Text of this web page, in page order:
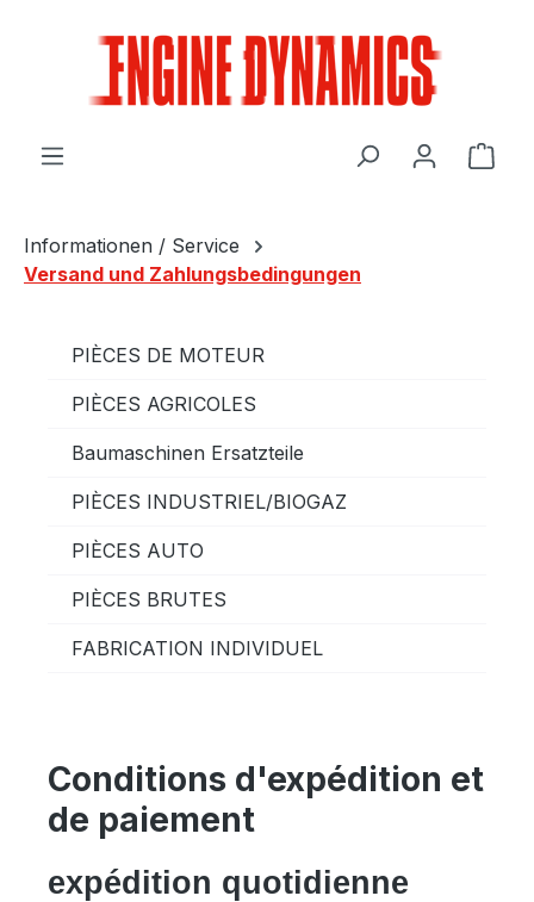
Le
Informationen / Service
Versand und Zahlungsbedingungen
PIÈCES DE MOTEUR
PIÈCES AGRICOLES
Baumaschinen Ersatzteile
PIÈCES INDUSTRIEL/BIOGAZ
PIÈCES AUTO
PIÈCES BRUTES
FABRICATION INDIVIDUEL
Conditions d'expédition et
de paiement
expédition quotidienne